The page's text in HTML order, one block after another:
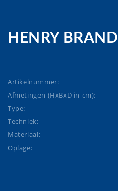
HENRY BRAND
Artikelnummer:
Afmetingen (HxBxD in cm):
Type:
Techniek:
Materiaal:
Oplage: